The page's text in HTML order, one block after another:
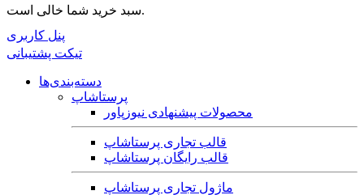
سبد خرید شما خالی است.
پنل کاربری
تیکت پشتیبانی
دسته‌بندی‌ها
پرستاشاپ
محصولات پیشنهادی نیوزپاور
قالب تجاری پرستاشاپ
قالب رایگان پرستاشاپ
ماژول تجاری پرستاشاپ